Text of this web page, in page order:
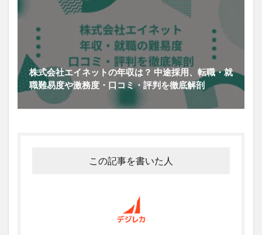
株式会社エイネットの年収は？ 中途採用、転職・就
職難易度や激務度・口コミ・評判を徹底解剖
この記事を書いた人